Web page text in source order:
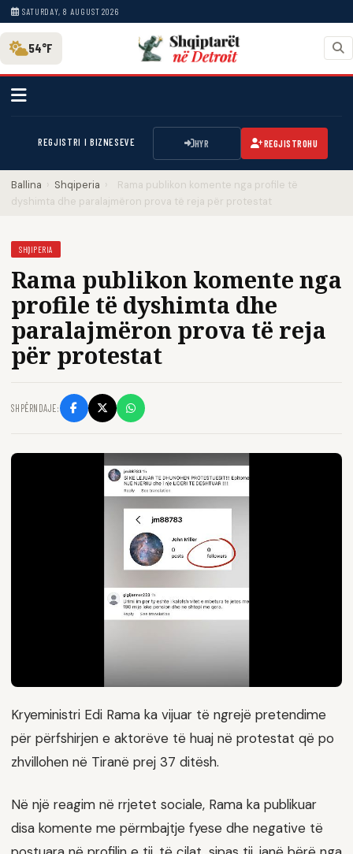
SATURDAY, 8 AUGUST 2026
54°F
REGJISTRI I BIZNESEVE HYR REGJISTROHU
Ballina › Shqiperia ›
Rama publikon komente nga profile të
dyshimta dhe paralajmëron prova të reja për protestat
SHQIPERIA
Rama publikon komente nga
profile të dyshimta dhe
paralajmëron prova të reja
për protestat
SHPËRNDAJE:
Kryeministri Edi Rama ka vijuar të ngrejë pretendime
për përfshirjen e aktorëve të huaj në protestat që po
zhvillohen në Tiranë prej 37 ditësh.
Në një reagim në rrjetet sociale, Rama ka publikuar
disa komente me përmbajtje fyese dhe negative të